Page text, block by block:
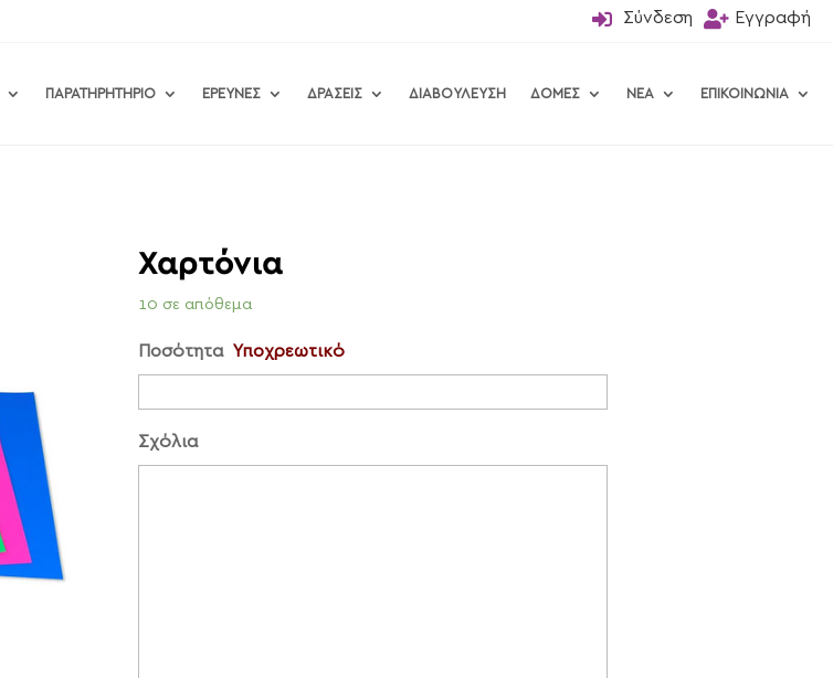
 Σύνδεση  Εγγραφή
ΠΑΡΑΤΗΡΗΤΗΡΙΟ ΕΡΕΥΝΕΣ ΔΡΑΣΕΙΣ ΔΙΑΒΟΥΛΕΥΣΗ ΔΟΜΕΣ ΝΕΑ ΕΠΙΚΟΙΝΩΝΙΑ
Χαρτόνια
10 σε απόθεμα
Ποσότητα Υποχρεωτικό
Σχόλια